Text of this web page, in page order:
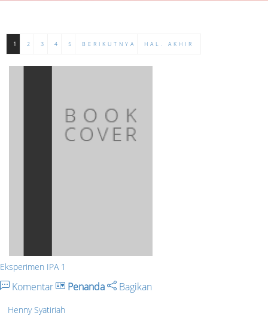
1 2 3 4 5 BERIKUTNYA HAL. AKHIR
Eksperimen IPA 1
Komentar Penanda Bagikan
Henny Syatiriah